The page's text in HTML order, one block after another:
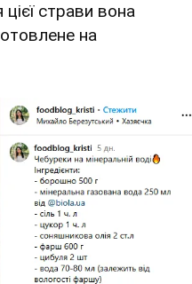
страви вона
на